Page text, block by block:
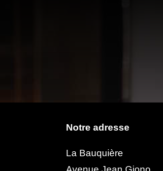
Notre adresse
La Bauquière